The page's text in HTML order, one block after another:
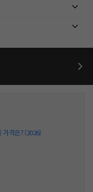
격은? (2026)